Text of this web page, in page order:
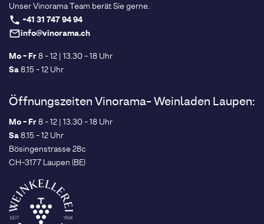
Unser Vinorama Team berät Sie gerne.
phone +41 31 747 94 94
mail_outlineinfo@vinorama.ch
Mo - Fr8 - 12 | 13.30 - 18 Uhr
Sa8.15 - 12 Uhr
Öffnungszeiten Vinorama- Weinladen Laupen:
Mo - Fr8 - 12 | 13.30 - 18 Uhr
Sa8.15 - 12 Uhr
Bösingenstrasse 28c
CH-3177 Laupen (BE)